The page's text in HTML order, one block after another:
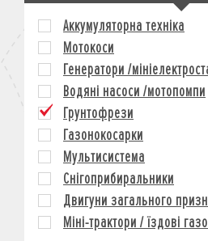
КОРПОРАТИВНИМ КЛІЄНТАМ
МОТОЦИКЛИ
КРЕДИТ
СТРАХУВАННЯ
КОРПОРАТИВНИМ КЛІЄНТАМ
Аккумуляторна техніка
Мотокоси
Генератори /
Водяні насоси /мотопомпи
Грунтофрези
Газонокосарки
Мультисистема
Снігоприбиральники
Двигуни загального
Міні-трактори / їздові